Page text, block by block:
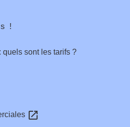
!
quels sont les tarifs ?
open_in_new